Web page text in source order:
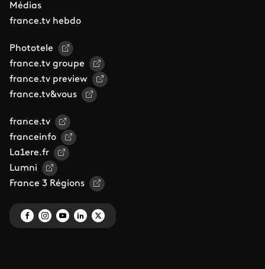
Médias
france.tv hebdo
Phototele
france.tv groupe
france.tv preview
france.tv&vous
france.tv
franceinfo
La1ere.fr
Lumni
France 3 Régions